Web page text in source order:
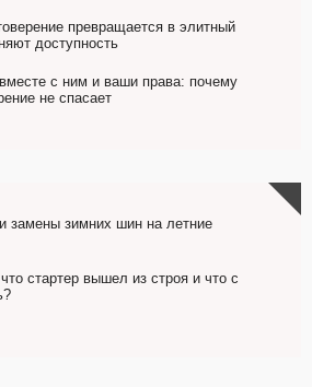
превращается в элитный
доступность
с ним и ваши права: почему
не спасает
замены зимних шин на летние
стартер вышел из строя и что с